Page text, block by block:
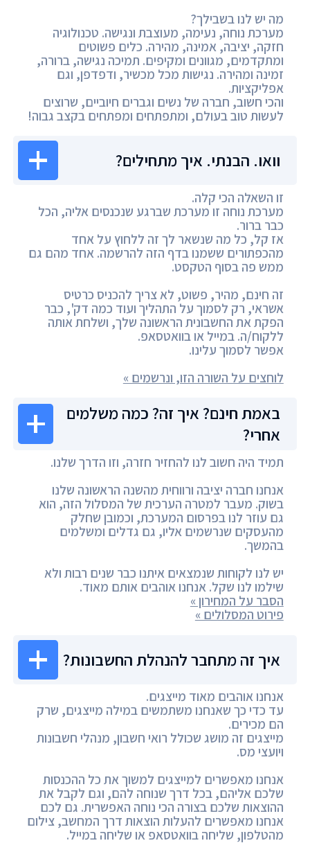
מה יש לנו בשבילך?
מערכת נוחה, נעימה, מעוצבת ונגישה. טכנולוגיה
חזקה, יציבה, אמינה, מהירה. כלים פשוטים
ומתקדמים, מגוונים ומקיפים. תמיכה נגישה, ברורה,
זמינה ומהירה. נגישות מכל מכשיר, ודפדפן, וגם
אפליקציות.
והכי חשוב, חברה של נשים וגברים חיוביים, שרוצים
לעשות טוב בעולם, ומתפתחים ומפתחים בקצב גבוה!
וואו. הבנתי. איך מתחילים?
זו השאלה הכי קלה.
מערכת נוחה זו מערכת שברגע שנכנסים אליה, הכל
כבר ברור.
אז קל, כל מה שנשאר לך זה ללחוץ על אחד
מהכפתורים ששמנו בדף הזה להרשמה. אחד מהם גם
ממש פה בסוף הטקסט.
זה חינם, מהיר, פשוט, לא צריך להכניס כרטיס
אשראי, רק לסמוך על התהליך ועוד כמה דק', כבר
הפקת את החשבונית הראשונה שלך, ושלחת אותה
ללקוח/ה. במייל או בוואטסאפ.
אפשר לסמוך עלינו.
לוחצים על השורה הזו, ונרשמים »
באמת חינם? איך זה? כמה משלמים
אחרי?
תמיד היה חשוב לנו להחזיר חזרה, וזו הדרך שלנו.
אנחנו חברה יציבה ורווחית מהשנה הראשונה שלנו
בשוק. מעבר למטרה הערכית של המסלול הזה, הוא
גם עוזר לנו בפרסום המערכת, וכמובן שחלק
מהעסקים שנרשמים אליו, גם גדלים ומשלמים
בהמשך.
יש לנו לקוחות שנמצאים איתנו כבר שנים רבות ולא
שילמו לנו שקל. אנחנו אוהבים אותם מאוד.
הסבר על המחירון »
פירוט המסלולים »
איך זה מתחבר להנהלת החשבונות?
אנחנו אוהבים מאוד מייצגים.
עד כדי כך שאנחנו משתמשים במילה מייצגים, שרק
הם מכירים.
מייצגים זה מושג שכולל רואי חשבון, מנהלי חשבונות
ויועצי מס.
אנחנו מאפשרים למייצגים למשוך את כל ההכנסות
שלכם אליהם, בכל דרך שנוחה להם, וגם לקבל את
ההוצאות שלכם בצורה הכי נוחה האפשרית. גם לכם
אנחנו מאפשרים להעלות הוצאות דרך המחשב, צילום
מהטלפון, שליחה בוואטסאפ או שליחה במייל.